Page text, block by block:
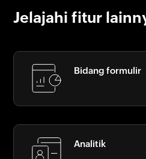
Jelajahi fitur
Bidang formulir
Analitik